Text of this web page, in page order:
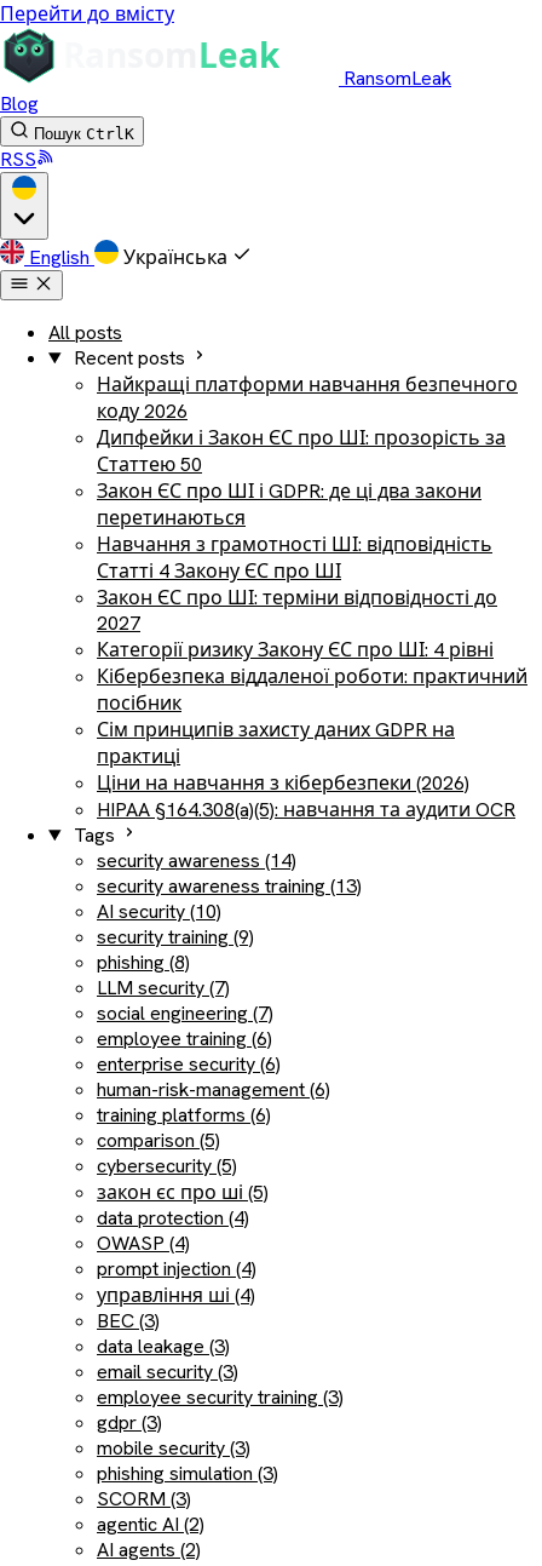
Перейти до вмісту
RansomLeak
Blog
Пошук CtrlK
RSS
English Українська
All posts
Recent posts
Найкращі платформи навчання безпечного
коду 2026
Дипфейки і Закон ЄС про ШІ: прозорість за
Статтею 50
Закон ЄС про ШІ і GDPR: де ці два закони
перетинаються
Навчання з грамотності ШІ: відповідність
Статті 4 Закону ЄС про ШІ
Закон ЄС про ШІ: терміни відповідності до
2027
Категорії ризику Закону ЄС про ШІ: 4 рівні
Кібербезпека віддаленої роботи: практичний
посібник
Сім принципів захисту даних GDPR на
практиці
Ціни на навчання з кібербезпеки (2026)
HIPAA §164.308(a)(5): навчання та аудити OCR
Tags
security awareness (14)
security awareness training (13)
AI security (10)
security training (9)
phishing (8)
LLM security (7)
social engineering (7)
employee training (6)
enterprise security (6)
human-risk-management (6)
training platforms (6)
comparison (5)
cybersecurity (5)
закон єс про ші (5)
data protection (4)
OWASP (4)
prompt injection (4)
управління ші (4)
BEC (3)
data leakage (3)
email security (3)
employee security training (3)
gdpr (3)
mobile security (3)
phishing simulation (3)
SCORM (3)
agentic AI (2)
AI agents (2)